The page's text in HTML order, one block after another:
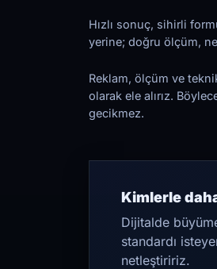
Hızlı sonuç, sihirli
yerine; doğru ölçüm,
Reklam, ölçüm ve
olarak ele alırız.
gecikmez.
Kimlerle
Dijitalde
standardı
netleştiririz.